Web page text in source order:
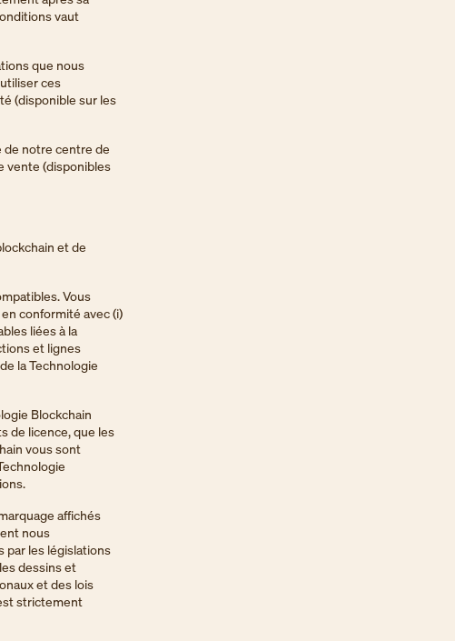
vaut
que nous
ces
(disponible sur les
de notre centre de
vente (disponibles
et de
Vous
conformité avec (i)
liées à la
et lignes
la Technologie
Blockchain
de licence, que les
vous sont
affichés
nous
par les législations
dessins et
et des lois
strictement